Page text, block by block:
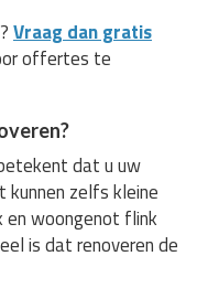
Vraag dan gratis
offertes te
dat u uw
kunnen zelfs kleine
en woongenot flink
is dat renoveren de